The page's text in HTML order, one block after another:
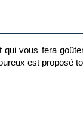
vous fera
est proposé